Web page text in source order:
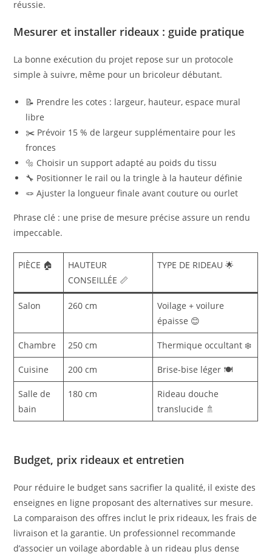
réussie.
Mesurer et installer rideaux : guide pratique
La bonne exécution du projet repose sur un protocole
simple à suivre, même pour un bricoleur débutant.
📝 Prendre les cotes : largeur, hauteur, espace mural
libre
✂️ Prévoir 15 % de largeur supplémentaire pour les
fronces
🔩 Choisir un support adapté au poids du tissu
🔧 Positionner le rail ou la tringle à la hauteur définie
🪢 Ajuster la longueur finale avant couture ou ourlet
Phrase clé : une prise de mesure précise assure un rendu
impeccable.
PIÈCE 🏠
HAUTEUR
CONSEILLÉE 📏
TYPE DE RIDEAU 🌟
Salon 260 cm
Voilage + voilure
épaisse 😊
Chambre 250 cm Thermique occultant ❄️
Cuisine 200 cm Brise-bise léger 🍽️
Salle de
bain
180 cm
Rideau douche
translucide 🚿
Budget, prix rideaux et entretien
Pour réduire le budget sans sacrifier la qualité, il existe des
enseignes en ligne proposant des alternatives sur mesure.
La comparaison des offres inclut le prix rideaux, les frais de
livraison et la garantie. Un professionnel recommande
d’associer un voilage abordable à un rideau plus dense